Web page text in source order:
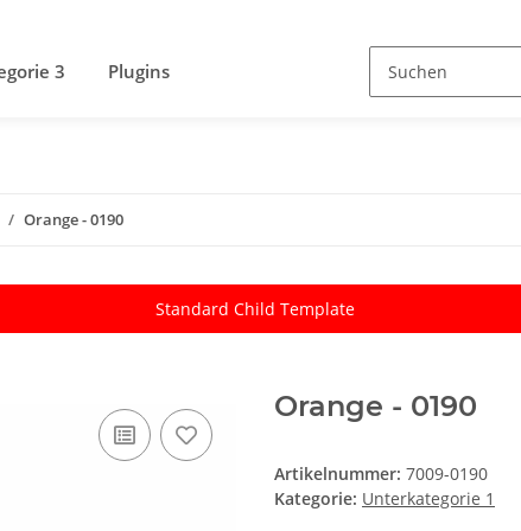
3 Plugins
Orange - 0190
Standard Child Template
Orange - 0190
Artikelnummer: 7009-0190
Kategorie: Unterkategorie 1